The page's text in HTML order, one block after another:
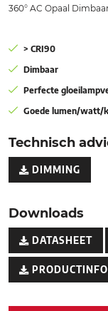
360° AC Opaal
> CRI90
Dimbaar
Perfecte
Goede lumen/watt/
Technisch
DIMMING
Downloads
DATASHEET